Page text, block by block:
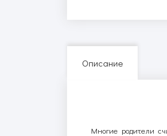
Описание
Многие родители